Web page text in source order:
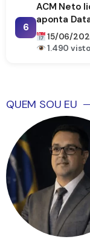
6
ACM Neto
aponta
15/06/
1.490
QUEM SOU EU